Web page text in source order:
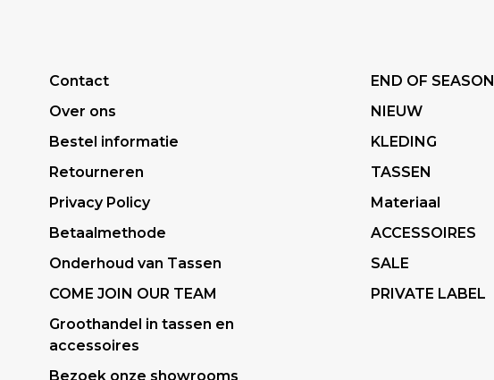
Contact
Over ons
Bestel informatie
Retourneren
Privacy Policy
Betaalmethode
Onderhoud van Tassen
COME JOIN OUR TEAM
Groothandel in tassen en
accessoires
Bezoek onze showrooms
END OF SEASON
NIEUW
KLEDING
TASSEN
Materiaal
ACCESSOIRES
SALE
PRIVATE LABEL